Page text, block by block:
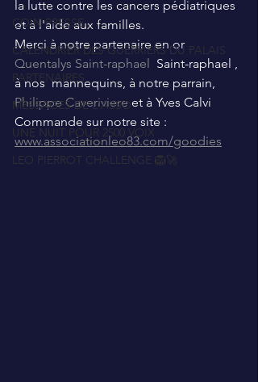
COIN PRESSE
CALENDRIER DES GUERRIERS DU PALAIS
PARTENAIRES
MESSAGES DE L'ASSO
UNE NUIT POUR 2500 VOIX
LEO PIERROT CHALLENGE 🦁🚀
la lutte contre les cancers pédiatriques
et à l'aide aux familles.
Merci à notre partenaire en or
Quentalys Saint-raphael
  Saint-raphael ,
à nos  mannequins, à notre parrain,
Philippe Caveriviere et à Yves Calvi
Commande sur notre site :
www.associationleo83.com/goodies